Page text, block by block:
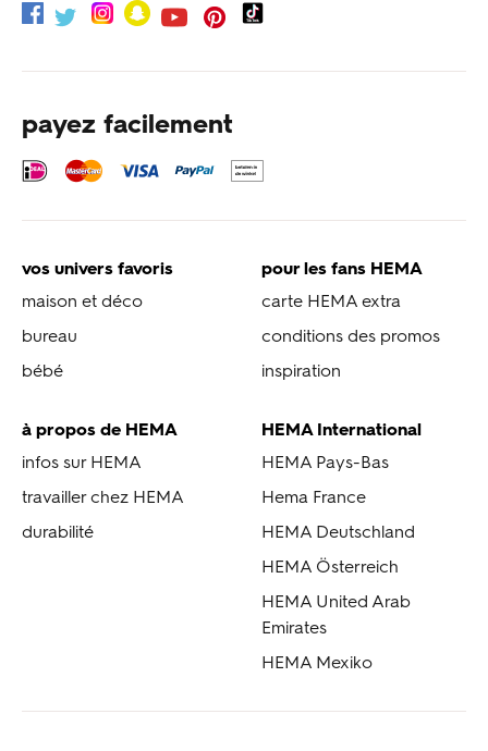
payez facilement
vos univers favoris
maison et déco
bureau
bébé
pour les fans HEMA
carte HEMA extra
conditions des promos
inspiration
à propos de HEMA
infos sur HEMA
travailler chez HEMA
durabilité
HEMA International
HEMA Pays-Bas
Hema France
HEMA Deutschland
HEMA Österreich
HEMA United Arab
Emirates
HEMA Mexiko